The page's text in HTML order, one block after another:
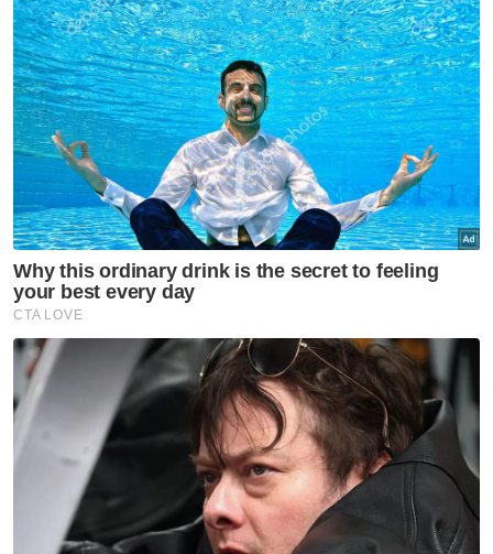
mereka menyuarakan idea-idea kritis bagi
mengelakkan mereka turun ke jalanan.
"Tak salah kita mendengar idea-idea kritis
anak muda dan kita rapatkan mereka supaya
berganding bahu dengan kerajaan untuk
sama-sama pulihkan negara," katanya.
Artikel Berkaitan:
Kalimah ALLAH: NGO Islam dijangka berhimpun di
Shah Alam
Trio anak muda Malaysia mengagumkan
Tiga kawasan di Shah Alam bakal sesak minggu
akhir Ramadan
Muat turun aplikasi Sinar Harian.Klik di sini!
Jawab soalan kaji selidik dan
dapatkan
baucar tunai.
×
Apakah jantina anda?